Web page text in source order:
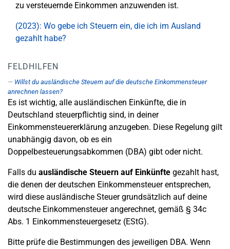
zu versteuernde Einkommen anzuwenden ist.
(2023): Wo gebe ich Steuern ein, die ich im Ausland
gezahlt habe?
FELDHILFEN
Willst du ausländische Steuern auf die deutsche Einkommensteuer
anrechnen lassen?
Es ist wichtig, alle ausländischen Einkünfte, die in
Deutschland steuerpflichtig sind, in deiner
Einkommensteuererklärung anzugeben. Diese Regelung gilt
unabhängig davon, ob es ein
Doppelbesteuerungsabkommen (DBA) gibt oder nicht.
Falls du ausländische Steuern auf Einkünfte gezahlt hast,
die denen der deutschen Einkommensteuer entsprechen,
wird diese ausländische Steuer grundsätzlich auf deine
deutsche Einkommensteuer angerechnet, gemäß § 34c
Abs. 1 Einkommensteuergesetz (EStG).
Bitte prüfe die Bestimmungen des jeweiligen DBA. Wenn